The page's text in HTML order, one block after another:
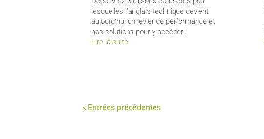
lesquelles l’anglais technique devient
aujourd’hui un levier de performance et
nos solutions pour y accéder !
Lire la suite
« Entrées précédentes